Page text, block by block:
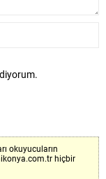
okuyucuların
hiçbir